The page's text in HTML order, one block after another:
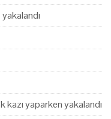
yaparken yakalandı